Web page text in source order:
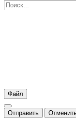
Файл
Отправить